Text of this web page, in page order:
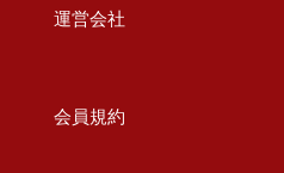
運営会社
会員規約